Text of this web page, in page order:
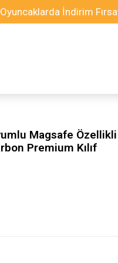
İndirim Fırsatı
Magsafe Özellikli
Premium Kılıf